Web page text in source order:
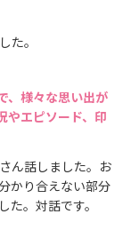
た。
、様々な思い出が
やエピソード、印
ん話しました。お
かり合えない部分
。対話です。